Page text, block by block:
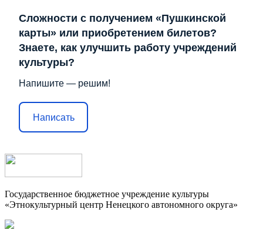
Сложности с получением «Пушкинской
карты» или приобретением билетов?
Знаете, как улучшить работу учреждений
культуры?
Напишите — решим!
Написать
Государственное бюджетное учреждение культуры
«Этнокультурный центр Ненецкого автономного округа»